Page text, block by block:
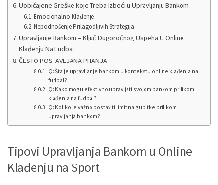
Uobičajene Greške koje Treba Izbeći u Upravljanju Bankom
Emocionalno Klađenje
Nepodnošenje Prilagodljivih Strategija
Upravljanje Bankom – Ključ Dugoročnog Uspeha U Online
Klađenju Na Fudbal
ČESTO POSTAVLJANA PITANJA
Q: Šta je upravljanje bankom u kontekstu online klađenja na
fudbal?
Q: Kako mogu efektivno upravljati svojom bankom prilikom
klađenja na fudbal?
Q: Koliko je važno postaviti limit na gubitke prilikom
upravljanja bankom?
Tipovi Upravljanja Bankom u Online
Klađenju na Sport